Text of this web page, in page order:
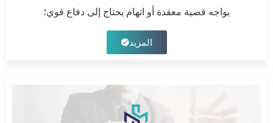
يواجه قضية معقدة أو اتهام يحتاج إلى دفاع قوي؛
المزيد